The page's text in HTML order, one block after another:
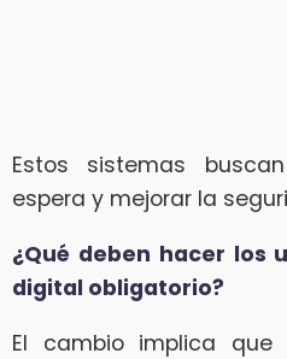
Estos sistemas
espera y mejorar la
¿Qué deben hacer los
digital obligatorio?
El cambio implica que